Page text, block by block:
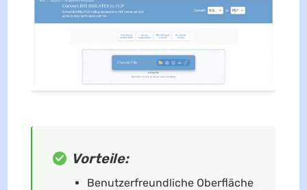
Vorteile:
Benutzerfreundliche Oberfläche